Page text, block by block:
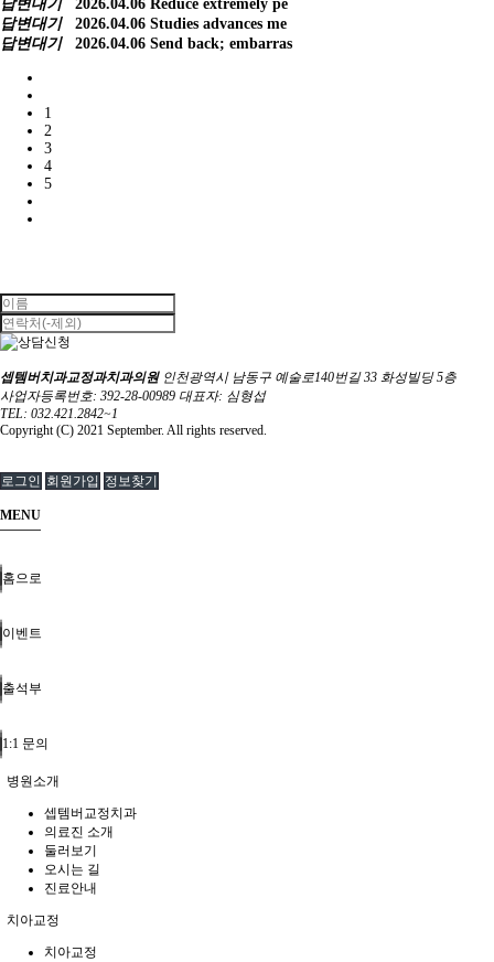
답변대기
2026.04.06 Reduce extremely pe
답변대기
2026.04.06 Studies advances me
답변대기
2026.04.06 Send back; embarras
1
2
3
4
5
셉템버치과교정과치과의원인천광역시 남동구 예술로140번길 33 화성빌딩 5층
사업자등록번호: 392-28-00989 대표자: 심형섭
TEL: 032.421.2842~1
Copyright (C) 2021 September. All rights reserved.
로그인 회원가입 정보찾기
MENU
홈으로
이벤트
출석부
1:1 문의
병원소개
셉템버교정치과
의료진 소개
둘러보기
오시는 길
진료안내
치아교정
치아교정